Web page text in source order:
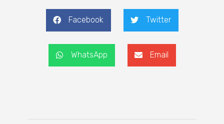
Facebook Twitter
WhatsApp Email